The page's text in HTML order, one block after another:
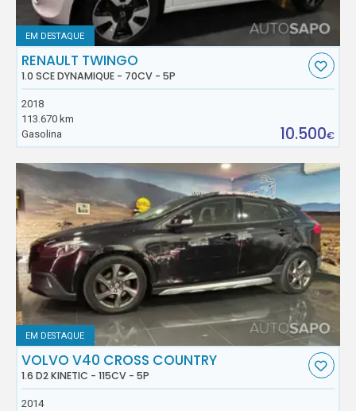
EM DESTAQUE
RENAULT TWINGO
1.0 SCE DYNAMIQUE - 70CV - 5P
2018
113.670 km
Gasolina
10.500€
EM DESTAQUE
VOLVO V40 CROSS COUNTRY
1.6 D2 KINETIC - 115CV - 5P
2014